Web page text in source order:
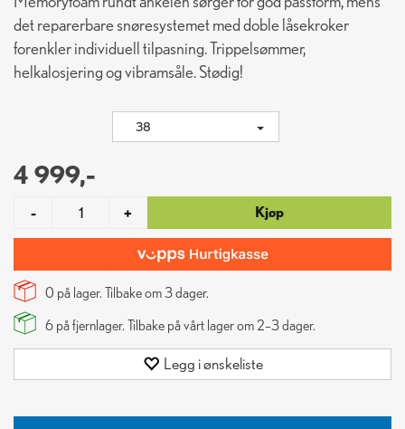
det reparerbare snøresystemet med doble låsekroker
forenkler individuell tilpasning. Trippelsømmer,
helkalosjering og vibramsåle. Stødig!
38
4 999,-
- + Kjøp
0 på lager. Tilbake om3dager.
6 på fjernlager. Tilbake på vårt lager om 2–3 dager.
Legg i ønskeliste